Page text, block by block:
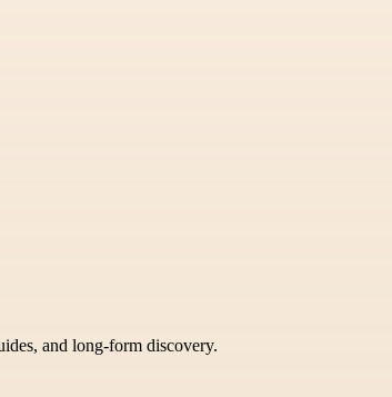
and long-form discovery.